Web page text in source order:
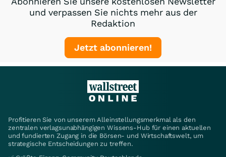
und verpassen Sie nichts mehr aus der
Redaktion
Jetzt abonnieren!
Profitieren Sie von unserem Alleinstellungsmerkmal als den
zentralen verlagsunabhängigen Wissens-Hub für einen aktuellen
und fundierten Zugang in die Börsen- und Wirtschaftswelt, um
strategische Entscheidungen zu treffen.